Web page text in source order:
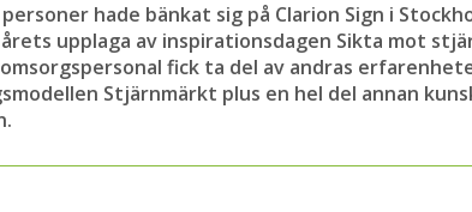
hade bänkat sig på Clarion Sign i
upplaga av inspirationsdagen Sikta mot
fick ta del av andras
Stjärnmärkt plus en hel del annan